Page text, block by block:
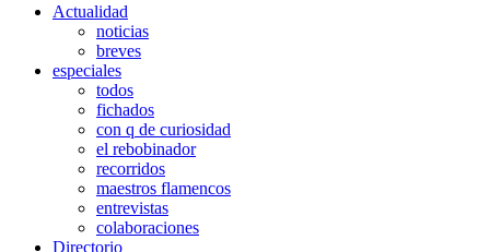
Actualidad
noticias
breves
especiales
todos
fichados
con q de curiosidad
el rebobinador
recorridos
maestros flamencos
entrevistas
colaboraciones
Directorio